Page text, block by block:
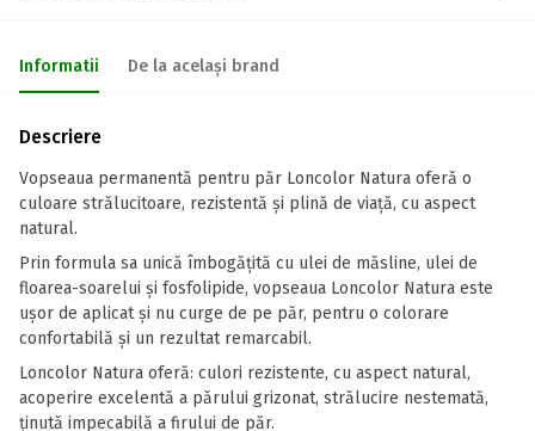
Informatii De la același brand
Descriere
Vopseaua permanentă pentru păr Loncolor Natura oferă o
culoare strălucitoare, rezistentă și plină de viață, cu aspect
natural.
Prin formula sa unică îmbogățită cu ulei de măsline, ulei de
floarea-soarelui și fosfolipide, vopseaua Loncolor Natura este
ușor de aplicat și nu curge de pe păr, pentru o colorare
confortabilă și un rezultat remarcabil.
Loncolor Natura oferă: culori rezistente, cu aspect natural,
acoperire excelentă a părului grizonat, strălucire nestemată,
ținută impecabilă a firului de păr.